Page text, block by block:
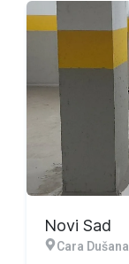
Novi Sad
Cara Dušana